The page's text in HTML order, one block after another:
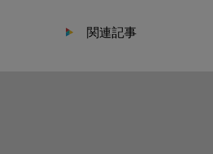
関連記事